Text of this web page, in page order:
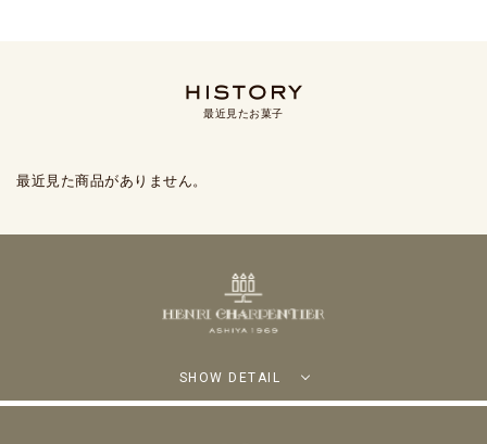
最近見たお菓子
最近見た商品がありません。
SHOW DETAIL